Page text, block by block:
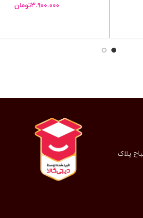
۳.۹۰۰.۰۰۰تومان
پلاک